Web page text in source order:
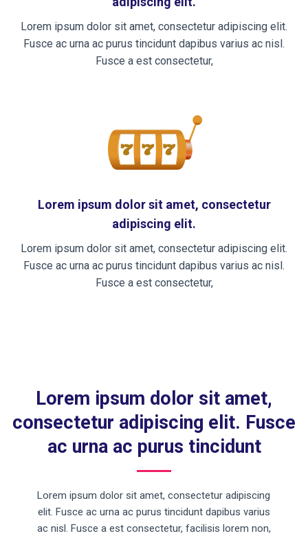
Lorem ipsum dolor sit amet, consectetur adipiscing elit.
Fusce ac urna ac purus tincidunt dapibus varius ac nisl.
Fusce a est consectetur,
Lorem ipsum dolor sit amet, consectetur
adipiscing elit.
Lorem ipsum dolor sit amet, consectetur adipiscing elit.
Fusce ac urna ac purus tincidunt dapibus varius ac nisl.
Fusce a est consectetur,
Lorem ipsum dolor sit amet,
consectetur adipiscing elit. Fusce
ac urna ac purus tincidunt
Lorem ipsum dolor sit amet, consectetur adipiscing
elit. Fusce ac urna ac purus tincidunt dapibus varius
ac nisl. Fusce a est consectetur, facilisis lorem non,